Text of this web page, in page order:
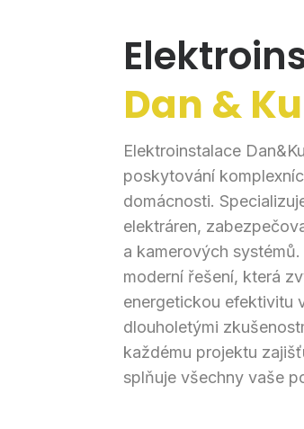
Dan &
Elektroinstalace
poskytování
domácnosti.
elektráren,
a kamerových
moderní řešení, která
energetickou efektivitu
dlouholetými
každému projektu
splňuje všechny vaše